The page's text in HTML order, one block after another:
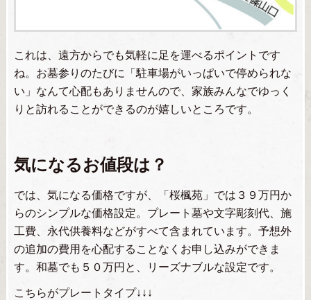
これは、遠方からでも気軽に足を運べるポイントです
ね。お墓参りのたびに「駐車場がいっぱいで停められな
い」なんて心配もありませんので、家族みんなでゆっく
りと訪れることができるのが嬉しいところです。
気になるお値段は？
では、気になる価格ですが、「桜楓苑」では３９万円か
らのシンプルな価格設定。プレート墓や文字彫刻代、施
工費、永代供養料などがすべて含まれています。予想外
の追加の費用を心配することなくお申し込みができま
す。和墓でも５０万円と、リーズナブルな設定です。
こちらがプレートタイプ↓↓↓